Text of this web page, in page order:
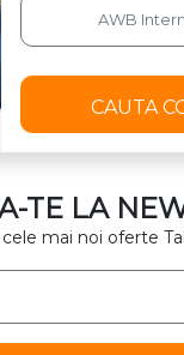
CAUTA
TE LA
mai noi oferte